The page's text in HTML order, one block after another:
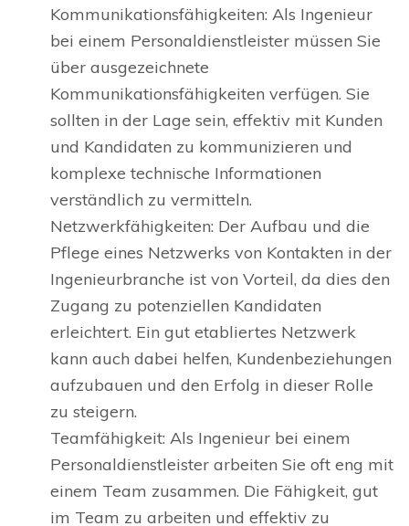
Kommunikationsfähigkeiten: Als Ingenieur
bei einem Personaldienstleister müssen Sie
über ausgezeichnete
Kommunikationsfähigkeiten verfügen. Sie
sollten in der Lage sein, effektiv mit Kunden
und Kandidaten zu kommunizieren und
komplexe technische Informationen
verständlich zu vermitteln.
Netzwerkfähigkeiten: Der Aufbau und die
Pflege eines Netzwerks von Kontakten in der
Ingenieurbranche ist von Vorteil, da dies den
Zugang zu potenziellen Kandidaten
erleichtert. Ein gut etabliertes Netzwerk
kann auch dabei helfen, Kundenbeziehungen
aufzubauen und den Erfolg in dieser Rolle
zu steigern.
Teamfähigkeit: Als Ingenieur bei einem
Personaldienstleister arbeiten Sie oft eng mit
einem Team zusammen. Die Fähigkeit, gut
im Team zu arbeiten und effektiv zu